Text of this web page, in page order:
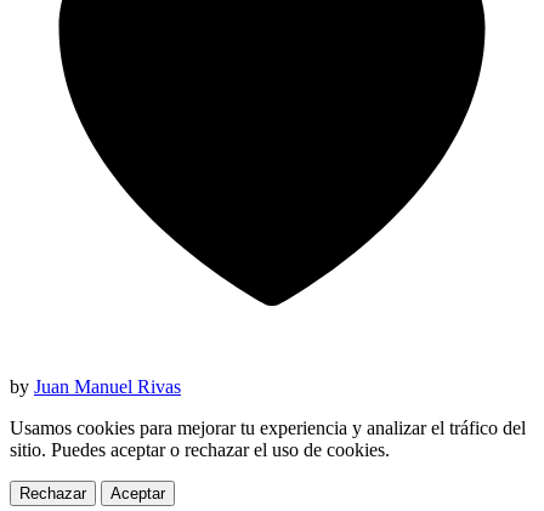
by Juan Manuel Rivas
Usamos cookies para mejorar tu experiencia y analizar el tráfico del
sitio. Puedes aceptar o rechazar el uso de cookies.
Rechazar Aceptar